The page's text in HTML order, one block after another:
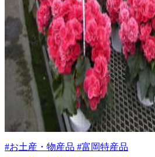
#お土産・物産品 #富岡特産品